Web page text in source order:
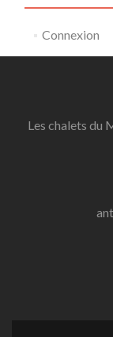
Connexion
Les chalets du